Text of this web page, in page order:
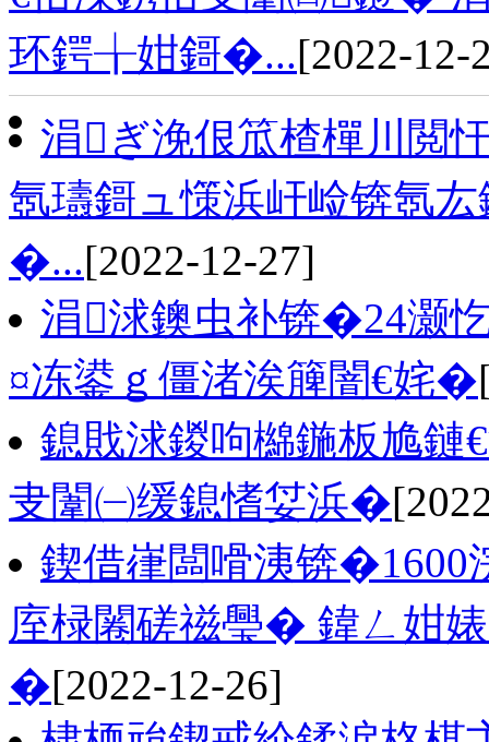
环鍔╁姏鎶�...[2022-12-
涓ぎ浼佷笟楂樿川閲
氬瓙鎶ュ憡浜屽崄锛氬
�...[2022-12-27]
涓浗鐭虫补锛�24灏
¤冻鍙ｇ僵渚涘簲闇€姹�
鎴戝浗鍐呴檰鍦板尯
叏闈㈠缓鎴愭姇浜�
鍥借嵂闆嗗洟锛�1600
庢椂闂磋禌璺� 鍏ㄥ姏
�[2022-12-26]